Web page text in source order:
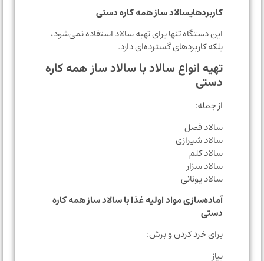
کاربردهایسالاد ساز همه کاره دستی
این دستگاه تنها برای تهیه سالاد استفاده نمی‌شود،
بلکه کاربردهای گسترده‌ای دارد.
تهیه انواع سالاد با سالاد ساز همه کاره
دستی
از جمله:
سالاد فصل
سالاد شیرازی
سالاد کلم
سالاد سزار
سالاد یونانی
آماده‌سازی مواد اولیه غذا با سالاد ساز همه کاره
برای خرد کردن و برش: